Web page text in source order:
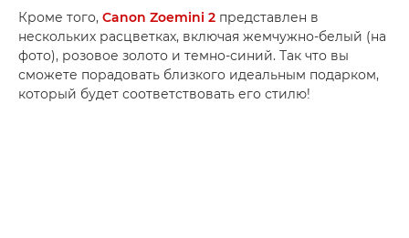
Кроме того, Canon Zoemini 2 представлен в
нескольких расцветках, включая жемчужно-белый (на
фото), розовое золото и темно-синий. Так что вы
сможете порадовать близкого идеальным подарком,
который будет соответствовать его стилю!